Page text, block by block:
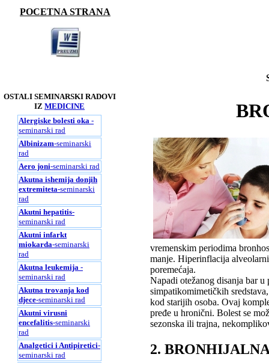
POCETNA STRANA
OSTALI SEMINARSKI RADOVI
IZ MEDICINE
Alergiske bolesti oka -
seminarski rad
Albinizam-seminarski
rad
Aero joni-seminarski rad
Akutna ishemija donjih
extremiteta-seminarski
rad
Akutni hepatitis-
seminarski rad
Akutni infarkt
miokarda-seminarski
rad
Akutna leukemija -
seminarski rad
Akutna trovanja kod
djece-seminarski rad
Akutni virusni
encefalitis-seminarski
rad
Analgetici i Antipiretici-
seminarski rad
vremenskim periodima
manje. Hiperinflacija
poremećaja.
Napadi otežanog disanja bar
simpatikomimetičkih
kod starijih osoba. Ovaj
pređe u hronični. Bolest se
sezonska ili trajna,
2.